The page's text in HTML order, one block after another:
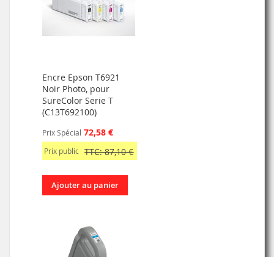
Encre Epson T6921
Noir Photo, pour
SureColor Serie T
(C13T692100)
Prix Spécial 72,58 €
Prix public TTC: 87,10 €
Ajouter au panier